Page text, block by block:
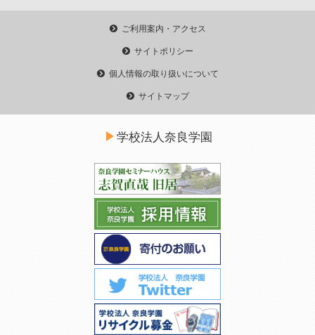
ご利用案内・アクセス
サイトポリシー
個人情報の取り扱いについて
サイトマップ
学校法人奈良学園